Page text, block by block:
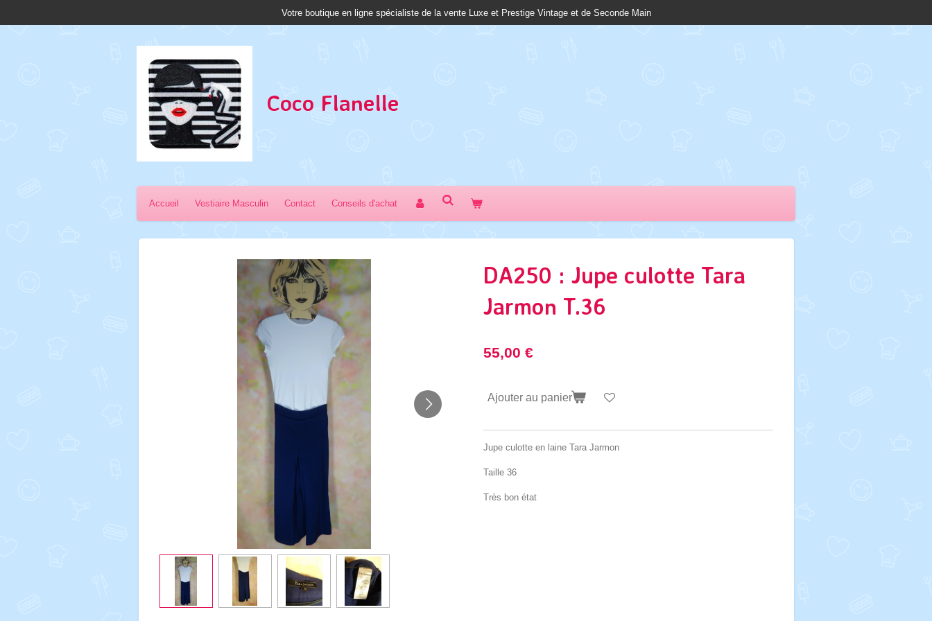
Votre boutique en ligne spécialiste de la vente Luxe et Prestige Vintage et de Seconde Main
Coco Flanelle
Accueil Vestiaire Masculin Contact Conseils d'achat
DA250 : Jupe culotte Tara
Jarmon T.36
55,00 €
Ajouter au panier
Jupe culotte en laine Tara Jarmon
Taille 36
Très bon état